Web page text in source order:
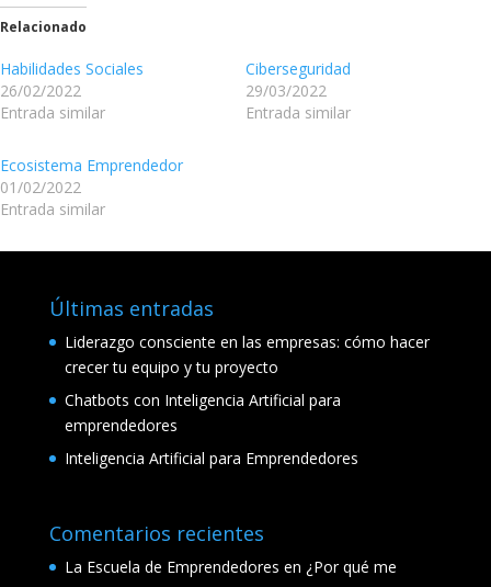
Relacionado
Habilidades Sociales
26/02/2022
Entrada similar
Ciberseguridad
29/03/2022
Entrada similar
Ecosistema Emprendedor
01/02/2022
Entrada similar
Últimas entradas
Liderazgo consciente en las empresas: cómo hacer
crecer tu equipo y tu proyecto
Chatbots con Inteligencia Artificial para
emprendedores
Inteligencia Artificial para Emprendedores
Comentarios recientes
La Escuela de Emprendedores en ¿Por qué me